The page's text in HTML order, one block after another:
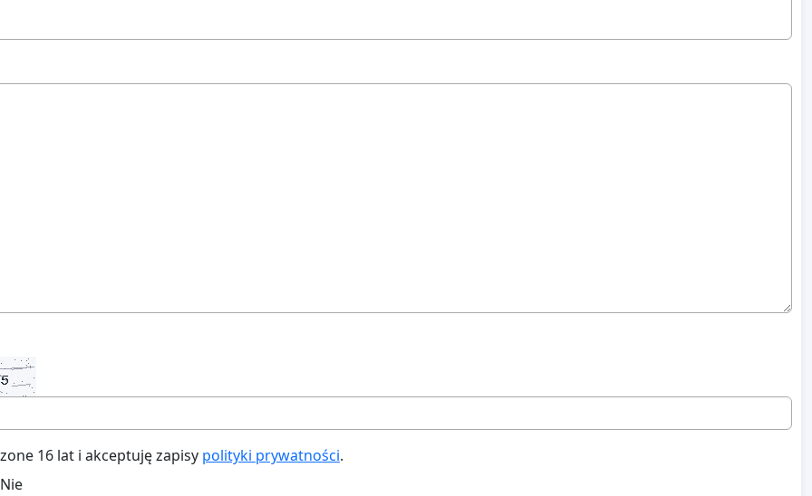
16 lat i akceptuję zapisy polityki prywatności.
Nie